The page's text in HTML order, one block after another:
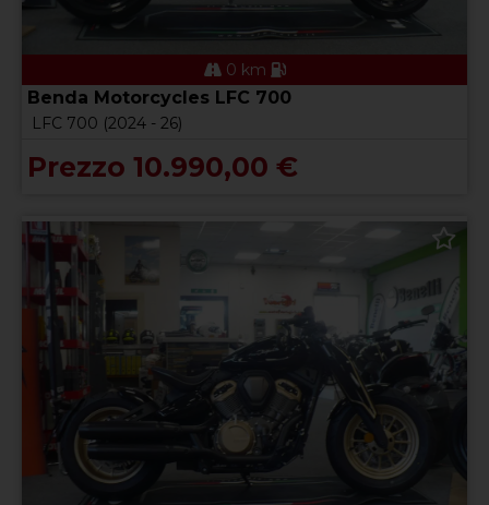
0 km
Benda Motorcycles LFC 700
LFC 700 (2024 - 26)
Prezzo 10.990,00 €